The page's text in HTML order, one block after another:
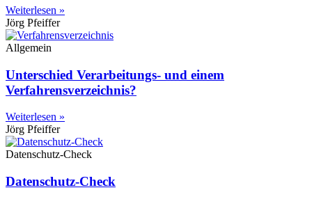
Weiterlesen »
Jörg Pfeiffer
Allgemein
Unterschied Verarbeitungs- und einem
Verfahrensverzeichnis?
Weiterlesen »
Jörg Pfeiffer
Datenschutz-Check
Datenschutz-Check